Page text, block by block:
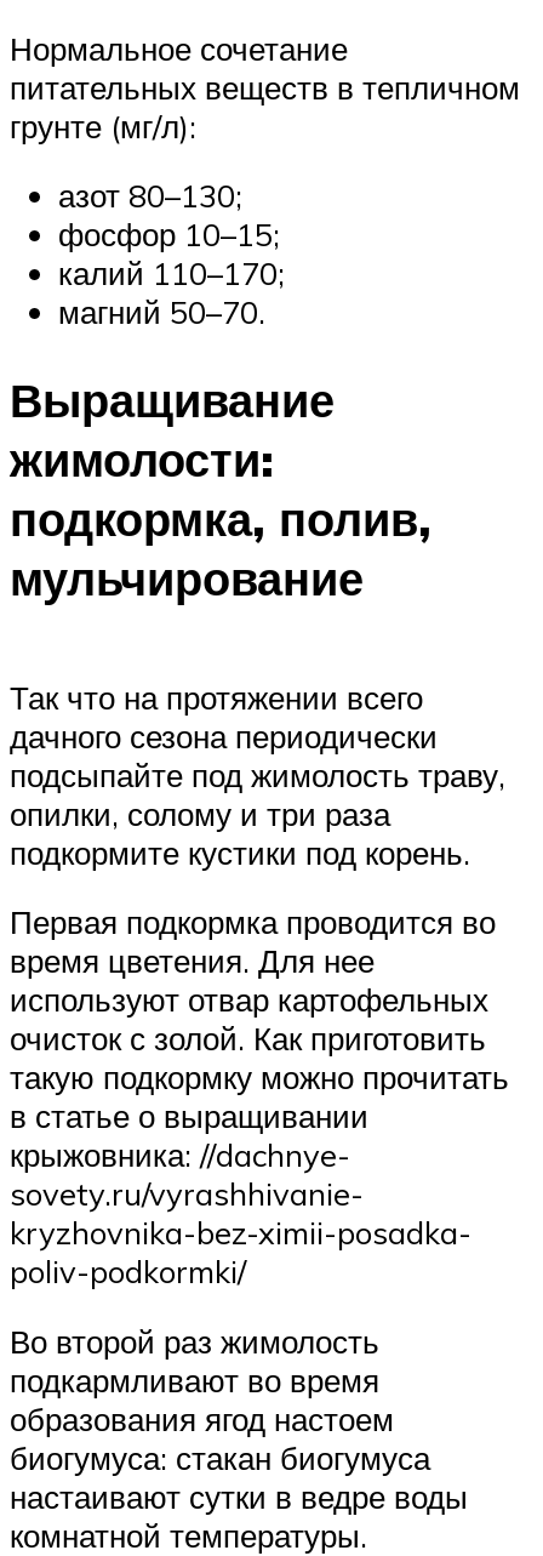
Нормальное сочетание
питательных веществ в тепличном
грунте (мг/л):
азот 80–130;
фосфор 10–15;
калий 110–170;
магний 50–70.
Выращивание
жимолости:
подкормка, полив,
мульчирование
Так что на протяжении всего
дачного сезона периодически
подсыпайте под жимолость траву,
опилки, солому и три раза
подкормите кустики под корень.
Первая подкормка проводится во
время цветения. Для нее
используют отвар картофельных
очисток с золой. Как приготовить
такую подкормку можно прочитать
в статье о выращивании
крыжовника: //dachnye-
sovety.ru/vyrashhivanie-
kryzhovnika-bez-ximii-posadka-
poliv-podkormki/
Во второй раз жимолость
подкармливают во время
образования ягод настоем
биогумуса: стакан биогумуса
настаивают сутки в ведре воды
комнатной температуры.